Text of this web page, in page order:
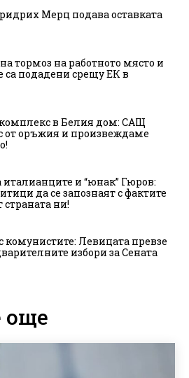
Мерц подава оставката
тормоз на работното място и
са подадени срещу ЕК в
в Белия дом: САЩ
от оръжия и произвеждаме
и “юнак” Гюров:
да се запознаят с фактите
ни!
Левицата превзе
избори за Сената
още